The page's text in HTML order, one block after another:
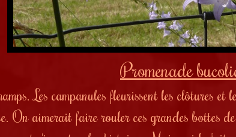
Promenade
Les campanules fleurissent les clôtures et
On aimerait faire rouler ces grandes bottes